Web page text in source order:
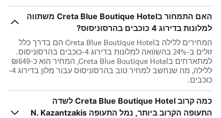
האם התמחור בCreta Blue Boutique Hotel משתווה
למלונות בדירוג 4 כוכבים בהרסוניסוס?
המחירים ללילה בCreta Blue Boutique Hotel הם בדרך כלל
זולים ב-24% בהשוואה למלונות בדירוג 4-כוכבים בהרסוניסוס.
למתארחים בCreta Blue Boutique Hotel, המחיר הוא כ-₪649
ללילה, מה שנחשב למחיר טוב בהרסוניסוס עבור מלון בדירוג 4-
כוכבים.
כמה קרוב Creta Blue Boutique Hotel לשדה
התעופה הקרוב ביותר, נמל התעופה N. Kazantzakis